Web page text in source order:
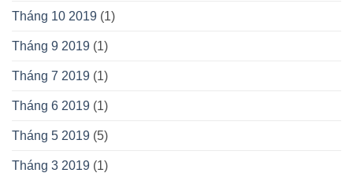
Tháng 10 2019 (1)
Tháng 9 2019 (1)
Tháng 7 2019 (1)
Tháng 6 2019 (1)
Tháng 5 2019 (5)
Tháng 3 2019 (1)